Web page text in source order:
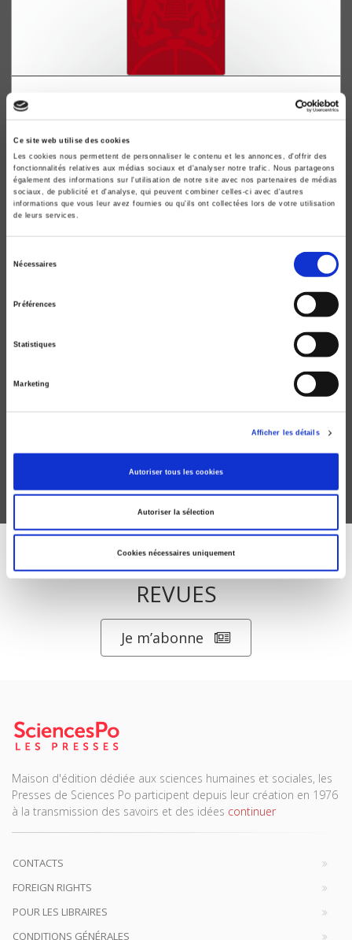
Ce site web utilise des cookies
Les cookies nous permettent de personnaliser le contenu et les annonces, d'offrir des
fonctionnalités relatives aux médias sociaux et d'analyser notre trafic. Nous partageons
également des informations sur l'utilisation de notre site avec nos partenaires de médias
sociaux, de publicité et d'analyse, qui peuvent combiner celles-ci avec d'autres
informations que vous leur avez fournies ou qu'ils ont collectées lors de votre utilisation
de leurs services.
Nécessaires
Préférences
Statistiques
Marketing
Afficher les détails
Autoriser tous les cookies
Autoriser la sélection
Cookies nécessaires uniquement
Métropoles économiques
Première série. Londres. Amsterdam. Anvers. Liège.
Francfort. Mannheim. Nuremberg. Linz. Barcelone.
Gênes. Naples. New York
Jean Chardonnet
La sidérurgie française
Progrès ou décadence?
ABONNEZ-VOUS À NOS
REVUES
Je m’abonne
Maison d'édition dédiée aux sciences humaines et sociales, les
Presses de Sciences Po participent depuis leur création en 1976
à la transmission des savoirs et des idées continuer
CONTACTS
FOREIGN RIGHTS
POUR LES LIBRAIRES
CONDITIONS GÉNÉRALES